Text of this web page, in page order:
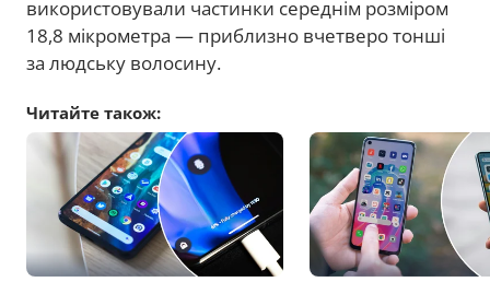
використовували частинки середнім розміром
18,8 мікрометра — приблизно вчетверо тонші
за людську волосину.
Читайте також: